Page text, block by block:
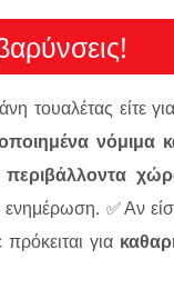
τουαλέτας είτε
νόμιμα
ενημέρωση. ✅Αν
για